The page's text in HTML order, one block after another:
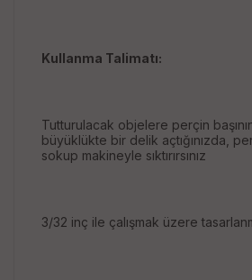
Kullanma Talimatı:
Tutturulacak objelere perçin
büyüklükte bir delik açtığınızda,
sokup makineyle sıktırırsınız
3/32 inç ile çalışmak üzere